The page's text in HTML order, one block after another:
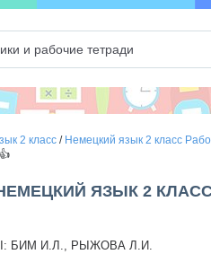
2 класс/ Немецкий язык 2 класс
НЕМЕЦКИЙ ЯЗЫК 2
БИМ И.Л., РЫЖОВА Л.И.